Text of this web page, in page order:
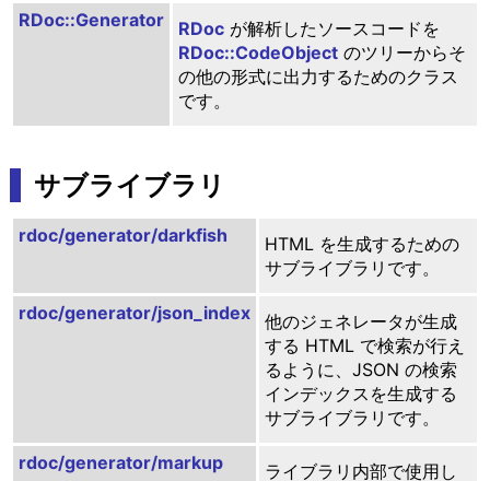
RDoc::Generator RDocが解析したソースコードを
RDoc::CodeObjectのツリーからそ
の他の形式に出力するためのクラス
です。
サブライブラリ
rdoc/generator/darkfish
HTML を生成するための
サブライブラリです。
rdoc/generator/json_index
他のジェネレータが生成
する HTML で検索が行え
るように、JSON の検索
インデックスを生成する
サブライブラリです。
rdoc/generator/markup ライブラリ内部で使用し